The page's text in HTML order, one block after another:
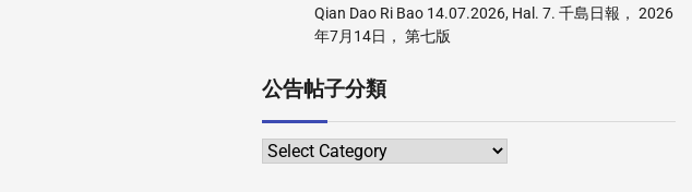
Qian Dao Ri Bao 14.07.2026, Hal. 7. 千島日報， 2026
年7月14日， 第七版
公告帖子分類